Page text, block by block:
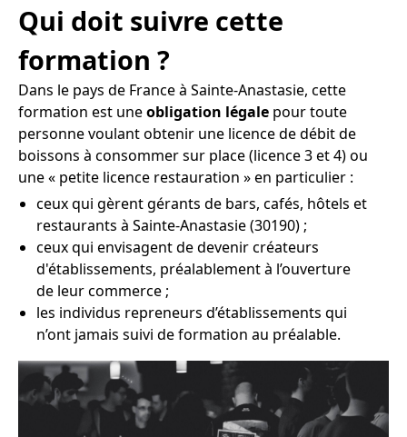
Qui doit suivre cette
formation ?
Dans le pays de France à Sainte-Anastasie, cette
formation est uneobligation légale pour toute
personne voulant obtenir une licence de débit de
boissons à consommer sur place (licence 3 et 4) ou
une « petite licence restauration » en particulier :
ceux qui gèrent gérants de bars, cafés, hôtels et
restaurants à Sainte-Anastasie (30190) ;
ceux qui envisagent de devenir créateurs
d'établissements, préalablement à l’ouverture
de leur commerce ;
les individus repreneurs d’établissements qui
n’ont jamais suivi de formation au préalable.